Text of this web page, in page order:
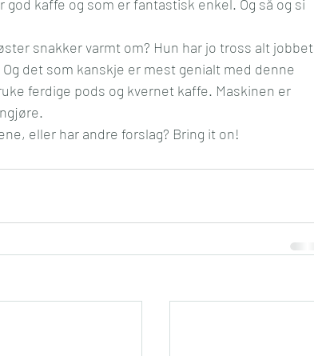
kaffe og som er fantastisk enkel. Og så og si
snakker varmt om? Hun har jo tross alt jobbet
det som kanskje er mest genialt med denne
ferdige pods og kvernet kaffe. Maskinen er
eller har andre forslag? Bring it on!